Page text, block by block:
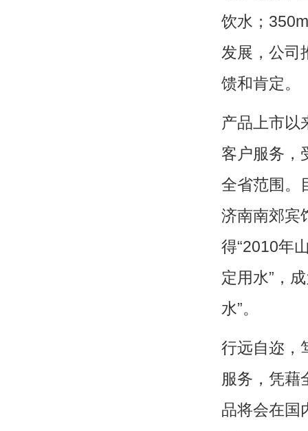
饮水；
发展，公司
馈和肯定。
产品上市以
客户服务，
全省范围。
济南南郊宾
得“2010年
定用水”，
水”。
行远自迩，
服务，凭藉
品将会在国